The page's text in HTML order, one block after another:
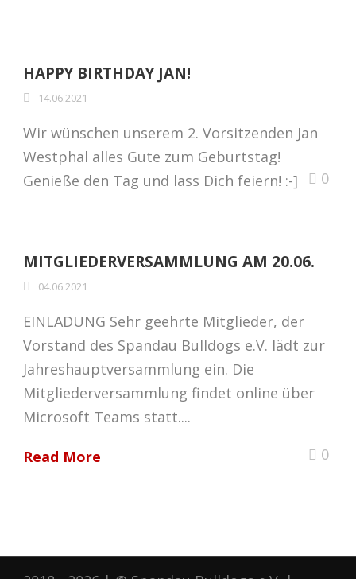
HAPPY BIRTHDAY JAN!
14.06.2021
Wir wünschen unserem 2. Vorsitzenden Jan
Westphal alles Gute zum Geburtstag!
Genieße den Tag und lass Dich feiern! :-]
0
MITGLIEDERVERSAMMLUNG AM 20.06.
04.06.2021
EINLADUNG Sehr geehrte Mitglieder, der
Vorstand des Spandau Bulldogs e.V. lädt zur
Jahreshauptversammlung ein. Die
Mitgliederversammlung findet online über
Microsoft Teams statt....
Read More 0